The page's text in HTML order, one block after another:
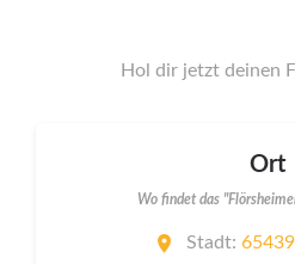
Hol dir jetzt deinen
Ort
Wo findet das
Stadt: